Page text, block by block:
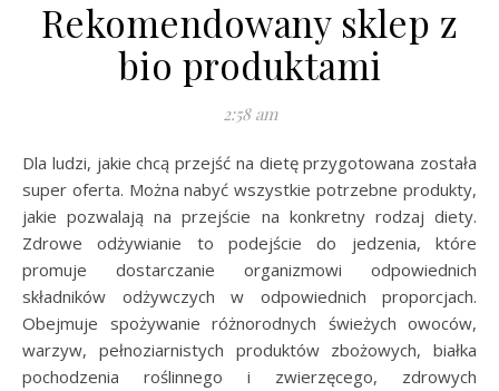
Rekomendowany sklep z
bio produktami
2:58 am
Dla ludzi, jakie chcą przejść na dietę przygotowana została
super oferta. Można nabyć wszystkie potrzebne produkty,
jakie pozwalają na przejście na konkretny rodzaj diety.
Zdrowe odżywianie to podejście do jedzenia, które
promuje dostarczanie organizmowi odpowiednich
składników odżywczych w odpowiednich proporcjach.
Obejmuje spożywanie różnorodnych świeżych owoców,
warzyw, pełnoziarnistych produktów zbożowych, białka
pochodzenia roślinnego i zwierzęcego, zdrowych